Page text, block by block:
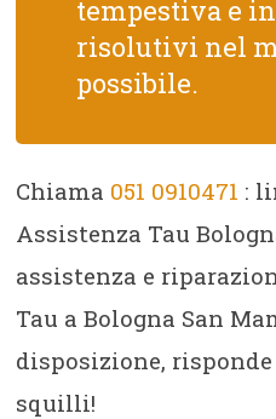
tempestiva e
risolutivi nel
possibile.
Chiama 051 0910471 :
Assistenza Tau
assistenza e
Tau a Bologna San
disposizione,
squilli!